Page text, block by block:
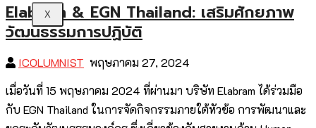
X
Elabram & EGN Thailand: เสริมศักยภาพ
วัฒนธรรมการปฏิบัติ
ICOLUMNIST พฤษภาคม 27, 2024
เมื่อวันที่ 15 พฤษภาคม 2024 ที่ผ่านมา บริษัท Elabram ได้ร่วมมือ
กับ EGN Thailand ในการจัดกิจกรรมภายใต้หัวข้อ การพัฒนาและ